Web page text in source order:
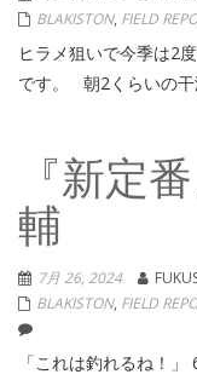
BLAKISTON, FIELD
ヒラメ狙いで今季は2
です。 朝2くらいの
『新定
輔
7月 26, 2024
BLAKISTON, FIELD
「これは釣れるね！